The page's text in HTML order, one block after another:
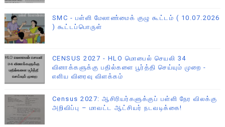
SMC - பள்ளி மேலாண்மைக் குழு கூட்டம் ( 10.07.2026
) கூட்டப்பொருள்
CENSUS 2027 - HLO மொபைல் செயலி 34
வினாக்களுக்கு பதில்களை பூர்த்தி செய்யும் முறை -
எளிய விரைவு விளக்கம்
Census 2027: ஆசிரியர்களுக்குப் பள்ளி நேர விலக்கு
அறிவிப்பு – மாவட்ட ஆட்சியர் நடவடிக்கை!